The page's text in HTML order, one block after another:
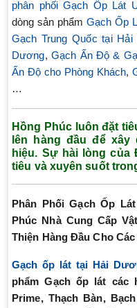
phân phối Gạch Ốp Lát
dòng sản phẩm Gạch Ốp
Gạch Trung Quốc tại Hải
Dương, Gạch Ấn Độ &
Ấn Độ cho Phòng Khách,
…
Hồng Phúc luôn đặt
lên hàng đầu để
hiệu. Sự hài lòng của
tiêu và xuyên suốt
Phân Phối Gạch Ốp
Phúc Nhà Cung Cấp
Thiện Hàng Đầu Cho
Gạch ốp lát tại Hải
phẩm Gạch ốp lát các
Prime, Thạch Bàn,